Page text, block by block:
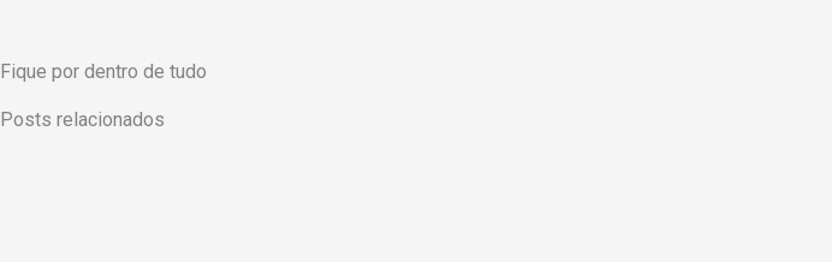
Fique por dentro de tudo
Posts relacionados